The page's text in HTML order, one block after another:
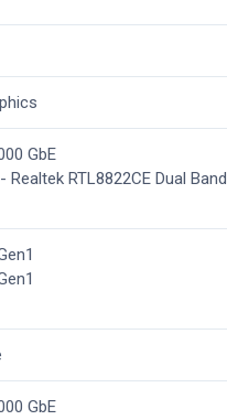
GbE
RTL8822CE Dual Band
GbE